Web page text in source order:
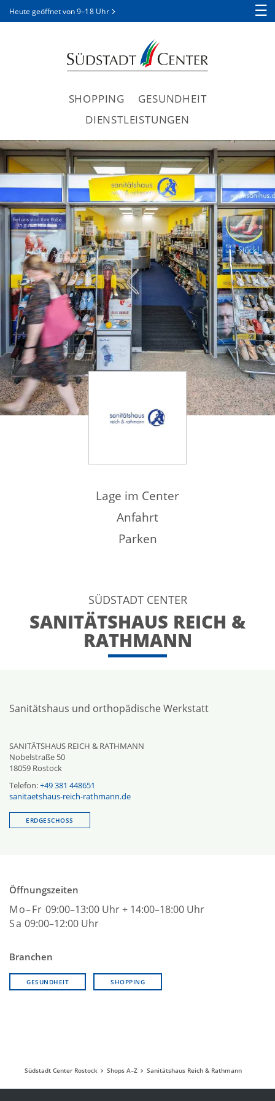
Heute geöffnet von9–18 Uhr ☰
SHOPPING
GESUNDHEIT
DIENSTLEISTUNGEN
Lage im Center
Anfahrt
Parken
SÜDSTADT CENTER
SANITÄTSHAUS REICH &
RATHMANN
Sanitätshaus und orthopädische Werkstatt
SANITÄTSHAUS REICH & RATHMANN
Nobelstraße 50
18059 Rostock
Telefon:+49 381 448651
sanitaetshaus-reich-rathmann.de
ERDGESCHOSS
Öffnungszeiten
Mo–Fr 09:00–13:00 Uhr + 14:00–18:00 Uhr
Sa 09:00–12:00 Uhr
Branchen
GESUNDHEIT SHOPPING
Südstadt Center Rostock Shops A–Z Sanitätshaus Reich & Rathmann